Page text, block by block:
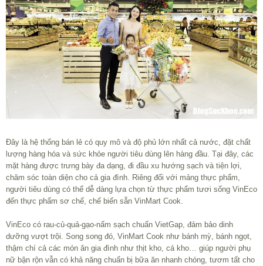
Đây là hệ thống bán lẻ có quy mô và độ phủ lớn nhất cả nước, đặt chất
lượng hàng hóa và sức khỏe người tiêu dùng lên hàng đầu. Tại đây, các
mặt hàng được trưng bày đa dạng, đi đầu xu hướng sạch và tiện lợi,
chăm sóc toàn diện cho cả gia đình. Riêng đối với mảng thực phẩm,
người tiêu dùng có thể dễ dàng lựa chọn từ thực phẩm tươi sống VinEco
đến thực phẩm sơ chế, chế biến sẵn VinMart Cook.
VinEco có rau-củ-quả-gạo-nấm sạch chuẩn VietGap, đảm bảo dinh
dưỡng vượt trội. Song song đó, VinMart Cook như bánh mỳ, bánh ngọt,
thậm chí cả các món ăn gia đình như thịt kho, cá kho… giúp người phụ
nữ bận rộn vẫn có khả năng chuẩn bị bữa ăn nhanh chóng, tươm tất cho